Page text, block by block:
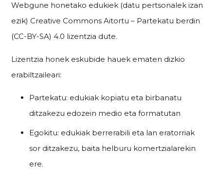
Webgune honetako edukiek (datu pertsonalek izan
ezik) Creative Commons Aitortu – Partekatu berdin
(CC-BY-SA) 4.0 lizentzia dute.
Lizentzia honek eskubide hauek ematen dizkio
erabiltzaileari:
Partekatu: edukiak kopiatu eta birbanatu
ditzakezu edozein medio eta formatutan
Egokitu: edukiak berrerabili eta lan eratorriak
sor ditzakezu, baita helburu komertzialarekin
ere.